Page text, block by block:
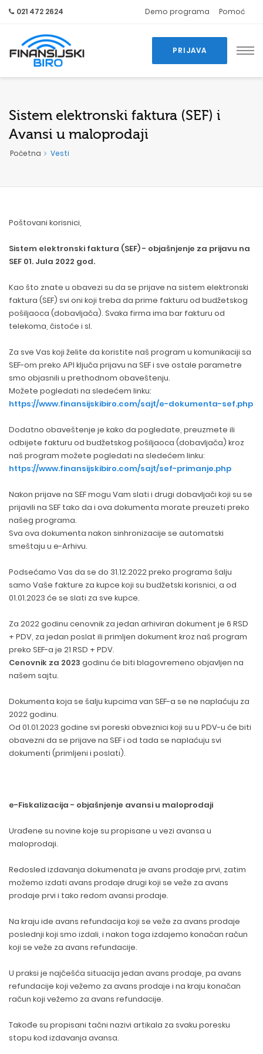
021 472 2624 Demo programa Pomoć
PRIJAVA
Sistem elektronski faktura (SEF) i
Avansi u maloprodaji
Početna Vesti
Poštovani korisnici,
Sistem elektronski faktura (SEF) - objašnjenje za prijavu na
SEF 01. Jula 2022 god.
Kao što znate u obavezi su da se prijave na sistem elektronski
faktura (SEF) svi oni koji treba da prime fakturu od budžetskog
pošiljaoca (dobavljača). Svaka firma ima bar fakturu od
telekoma, čistoće i sl.
Za sve Vas koji želite da koristite naš program u komunikaciji sa
SEF-om preko API ključa prijavu na SEF i sve ostale parametre
smo objasnili u prethodnom obaveštenju.
Možete pogledati na sledećem linku:
https://www.finansijskibiro.com/sajt/e-dokumenta-sef.php
Dodatno obaveštenje je kako da pogledate, preuzmete ili
odbijete fakturu od budžetskog pošiljaoca (dobavljača) kroz
naš program možete pogledati na sledećem linku:
https://www.finansijskibiro.com/sajt/sef-primanje.php
Nakon prijave na SEF mogu Vam slati i drugi dobavljači koji su se
prijavili na SEF tako da i ova dokumenta morate preuzeti preko
našeg programa.
Sva ova dokumenta nakon sinhronizacije se automatski
smeštaju u e-Arhivu.
Podsećamo Vas da se do 31.12.2022 preko programa šalju
samo Vaše fakture za kupce koji su budžetski korisnici, a od
01.01.2023 će se slati za sve kupce.
Za 2022 godinu cenovnik za jedan arhiviran dokument je 6 RSD
+ PDV, za jedan poslat ili primljen dokument kroz naš program
preko SEF-a je 21 RSD + PDV.
Cenovnik za 2023 godinu će biti blagovremeno objavljen na
našem sajtu.
Dokumenta koja se šalju kupcima van SEF-a se ne naplaćuju za
2022 godinu.
Od 01.01.2023 godine svi poreski obveznici koji su u PDV-u će biti
obavezni da se prijave na SEF i od tada se naplaćuju svi
dokumenti (primljeni i poslati).
e-Fiskalizacija - objašnjenje avansi u maloprodaji
Urađene su novine koje su propisane u vezi avansa u
maloprodaji.
Redosled izdavanja dokumenata je avans prodaje prvi, zatim
možemo izdati avans prodaje drugi koji se veže za avans
prodaje prvi i tako redom avansi prodaje.
Na kraju ide avans refundacija koji se veže za avans prodaje
poslednji koji smo izdali, i nakon toga izdajemo konačan račun
koji se veže za avans refundacije.
U praksi je najčešća situacija jedan avans prodaje, pa avans
refundacije koji vežemo za avans prodaje i na kraju konačan
račun koji vežemo za avans refundacije.
Takođe su propisani tačni nazivi artikala za svaku poresku
stopu kod izdavanja avansa.